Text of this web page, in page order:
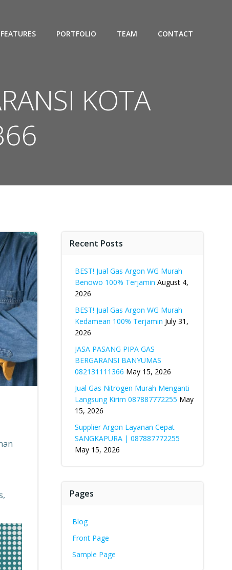
FEATURES PORTFOLIO TEAM CONTACT
KOTA
Recent Posts
BEST! Jual Gas Argon WG Murah
Benowo 100% Terjamin August 4,
2026
BEST! Jual Gas Argon WG Murah
Kedamean 100% Terjamin July 31,
2026
JASA PASANG PIPA GAS
BERGARANSI BANYUMAS
082131111366 May 15, 2026
Jual Gas Nitrogen Murah Menganti
Langsung Kirim 087887772255 May
15, 2026
Supplier Argon Layanan Cepat
SANGKAPURA | 087887772255
May 15, 2026
Pages
Blog
Front Page
Sample Page